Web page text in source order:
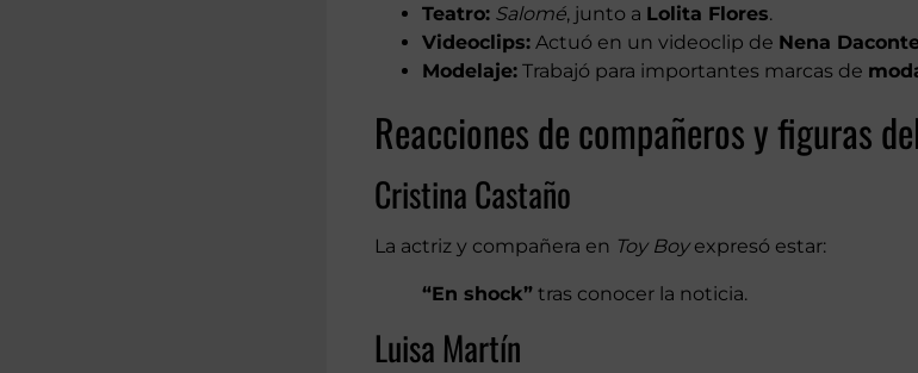
Teatro: Salomé, junto a Lolita Flores.
Videoclips: Actuó en un videoclip de Nena
Modelaje: Trabajó para importantes marcas de
Reacciones de compañeros y figuras
Cristina Castaño
La actriz y compañera en Toy Boyexpresó estar:
“En shock” tras conocer la noticia.
Luisa Martín